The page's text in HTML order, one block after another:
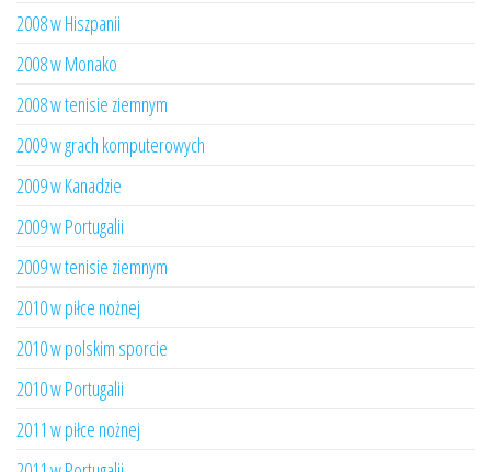
2008 w Hiszpanii
2008 w Monako
2008 w tenisie ziemnym
2009 w grach komputerowych
2009 w Kanadzie
2009 w Portugalii
2009 w tenisie ziemnym
2010 w piłce nożnej
2010 w polskim sporcie
2010 w Portugalii
2011 w piłce nożnej